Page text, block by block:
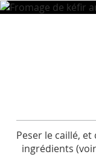
Peser le caillé,
ingrédients